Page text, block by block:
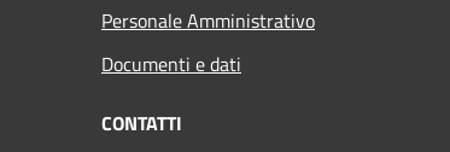
Personale Amministrativo
Documenti e dati
CONTATTI